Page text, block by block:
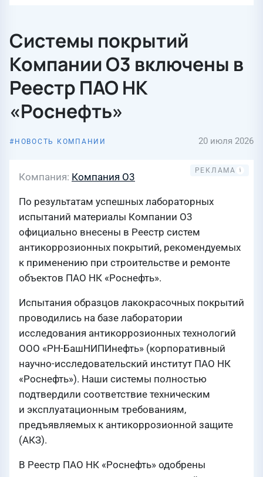
Системы покрытий
Компании О3 включены в
Реестр ПАО НК
«Роснефть»
НОВОСТЬ КОМПАНИИ 20 июля 2026
Компания Компания О3
По результатам успешных лабораторных
испытаний материалы Компании О3
официально внесены в Реестр систем
антикоррозионных покрытий, рекомендуемых
к применению при строительстве и ремонте
объектов ПАО НК «Роснефть».
Испытания образцов лакокрасочных покрытий
проводились на базе лаборатории
исследования антикоррозионных технологий
ООО «РН-БашНИПИнефть» (корпоративный
научно-исследовательский институт ПАО НК
«Роснефть»). Наши системы полностью
подтвердили соответствие техническим
и эксплуатационным требованиям,
предъявляемых к антикоррозионной защите
(АКЗ).
В Реестр ПАО НК «Роснефть» одобрены